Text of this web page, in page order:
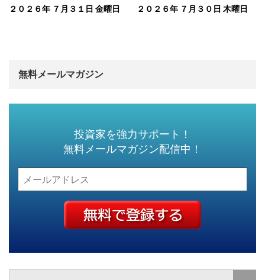
２０２６年 ７月３１日 金曜日 ２０２６年 ７月３０日 木曜日
無料メールマガジン
投資家を強力サポート！
無料メールマガジン配信中！